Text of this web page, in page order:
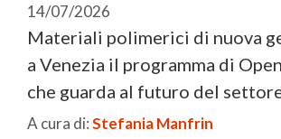
14/07/2026
Materiali polimerici di nuova
a Venezia il programma di
che guarda al futuro del
A cura di:Stefania Manfrin